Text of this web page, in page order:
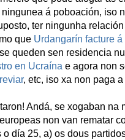
á poboación, iso
ter ningunha
que Urdangarín facture
queden sen residencia
en Ucraína e agora non
, etc, iso xa non paga
Andá, se xogaban na
non van rematar
día 25, a) os dous